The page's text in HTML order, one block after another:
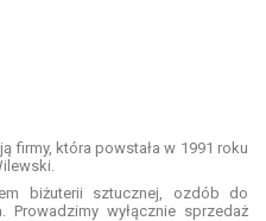
firmy, która powstała w 1991 roku
biżuterii sztucznej, ozdób do
wyłącznie sprzedaż